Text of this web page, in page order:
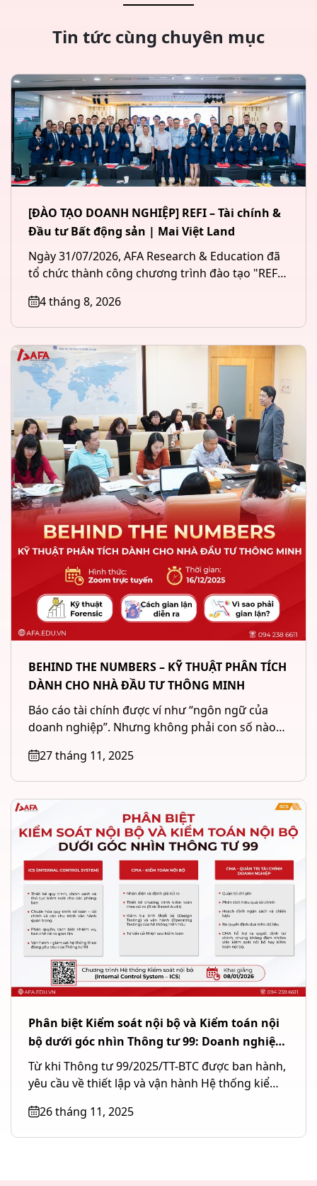
Tin tức cùng chuyên mục
[ĐÀO TẠO DOANH NGHIỆP] REFI – Tài chính &
Đầu tư Bất động sản | Mai Việt Land
Ngày 31/07/2026, AFA Research & Education đã
tổ chức thành công chương trình đào tạo "REFI
4 tháng 8, 2026
BEHIND THE NUMBERS – KỸ THUẬT PHÂN TÍCH
DÀNH CHO NHÀ ĐẦU TƯ THÔNG MINH
Báo cáo tài chính được ví như “ngôn ngữ của
doanh nghiệp”. Nhưng không phải con số nào
27 tháng 11, 2025
Phân biệt Kiểm soát nội bộ và Kiểm toán nội
bộ dưới góc nhìn Thông tư 99: Doanh nghiệp
cần hiểu đúng để áp dụng đúng
Từ khi Thông tư 99/2025/TT-BTC được ban hành,
yêu cầu về thiết lập và vận hành Hệ thống kiểm
26 tháng 11, 2025